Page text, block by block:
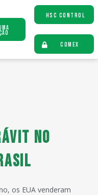
HSC CONTROL
COMEX
no
os EUA venderam